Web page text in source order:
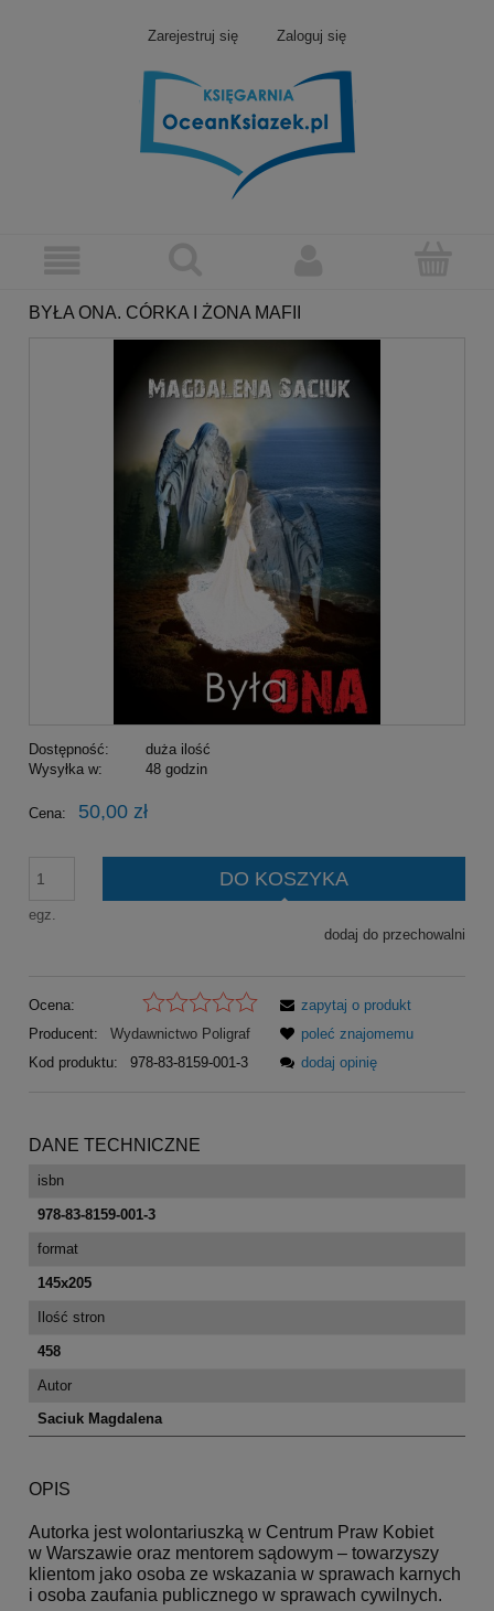
Zarejestruj się Zaloguj się
BYŁA ONA. CÓRKA I ŻONA MAFII
Dostępność:
duża ilość
Wysyłka w:
48 godzin
Cena: 50,00 zł
egz.
DO KOSZYKA
dodaj do przechowalni
Ocena:
Producent:
Wydawnictwo Poligraf
Kod produktu:
978-83-8159-001-3
zapytaj o produkt
poleć znajomemu
dodaj opinię
DANE TECHNICZNE
isbn
978-83-8159-001-3
format
145x205
Ilość stron
458
Autor
Saciuk Magdalena
OPIS
Autorka jest wolontariuszką w Centrum Praw Kobiet
w Warszawie oraz mentorem sądowym – towarzyszy
klientom jako osoba ze wskazania w sprawach karnych
i osoba zaufania publicznego w sprawach cywilnych.